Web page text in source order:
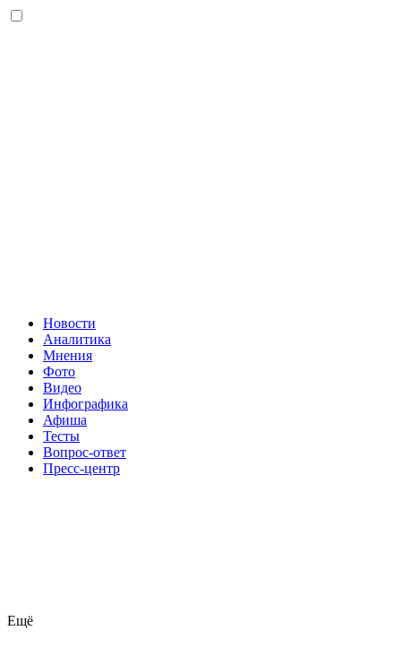
Новости
Аналитика
Мнения
Фото
Видео
Инфографика
Афиша
Тесты
Вопрос-ответ
Пресс-центр
Ещё